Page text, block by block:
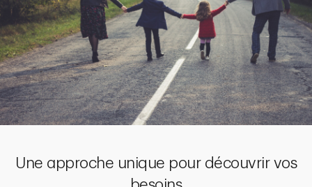
Une approche unique pour découvrir vos